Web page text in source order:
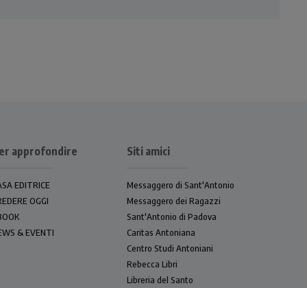
approfondire
EDITRICE
OGGI
& EVENTI
Siti amici
Messaggero di Sant'Antonio
Messaggero dei Ragazzi
Sant'Antonio di Padova
Caritas Antoniana
Centro Studi Antoniani
Rebecca Libri
Libreria del Santo